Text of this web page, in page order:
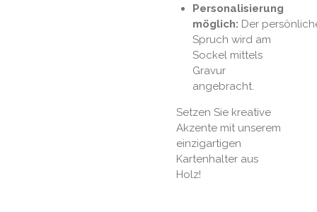
Personalisierung
möglich: Der
Spruch wird am
Sockel mittels
Gravur
angebracht.
Setzen Sie kreative
Akzente mit unserem
einzigartigen
Kartenhalter aus
Holz!